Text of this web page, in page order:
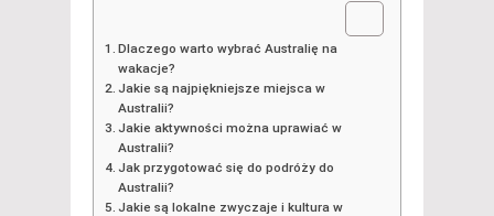
Dlaczego warto wybrać Australię na
wakacje?
Jakie są najpiękniejsze miejsca w
Australii?
Jakie aktywności można uprawiać w
Australii?
Jak przygotować się do podróży do
Australii?
Jakie są lokalne zwyczaje i kultura w